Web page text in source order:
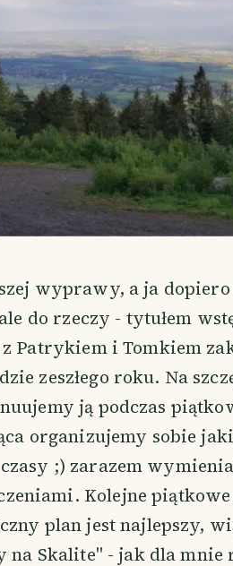
wyprawy, a ja
do rzeczy - tytułem
Patrykiem i Tomkiem
zeszłego roku. Na
ją podczas
organizujemy sobie
;) zarazem
Kolejne
plan jest najlepszy,
na Skalite" - jak dla mnie